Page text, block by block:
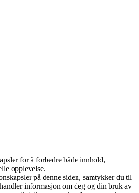
for å forbedre både innhold,
opplevelse.
på denne siden, samtykker du til
informasjon om deg og din bruk av